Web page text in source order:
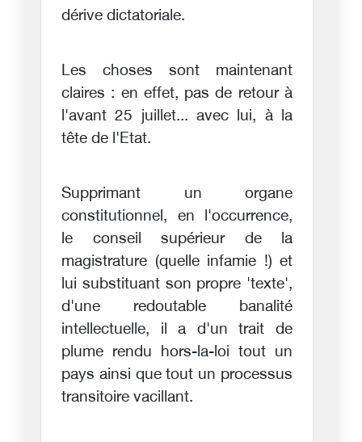
dérive dictatoriale.
Les choses sont maintenant
claires : en effet, pas de retour à
l'avant 25 juillet... avec lui, à la
tête de l'Etat.
Supprimant un organe
constitutionnel, en l'occurrence,
le conseil supérieur de la
magistrature (quelle infamie !) et
lui substituant son propre 'texte',
d'une redoutable banalité
intellectuelle, il a d'un trait de
plume rendu hors-la-loi tout un
pays ainsi que tout un processus
transitoire vacillant.